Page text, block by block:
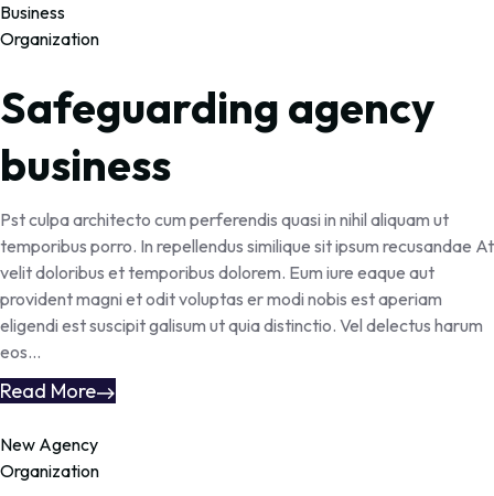
Business
Organization
Safeguarding agency
business
Pst culpa architecto cum perferendis quasi in nihil aliquam ut
temporibus porro. In repellendus similique sit ipsum recusandae At
velit doloribus et temporibus dolorem. Eum iure eaque aut
provident magni et odit voluptas er modi nobis est aperiam
eligendi est suscipit galisum ut quia distinctio. Vel delectus harum
eos...
Read More
New Agency
Organization